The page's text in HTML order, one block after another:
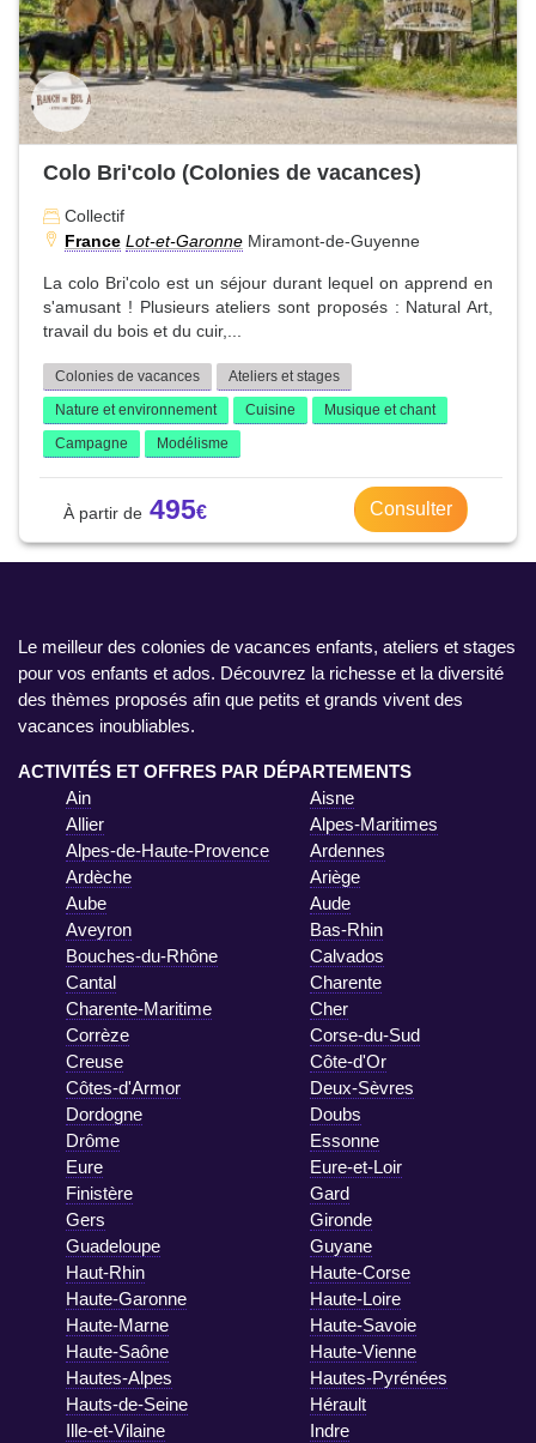
Colo Bri'colo (Colonies de vacances)
Collectif
France Lot-et-Garonne Miramont-de-Guyenne
La colo Bri'colo est un séjour durant lequel on apprend en
s'amusant ! Plusieurs ateliers sont proposés : Natural Art,
travail du bois et du cuir,...
Colonies de vacances
Ateliers et stages
Nature et environnement
Cuisine
Musique et chant
Campagne
Modélisme
495 Consulter
Le meilleur des colonies de vacances enfants, ateliers et stages
pour vos enfants et ados. Découvrez la richesse et la diversité
des thèmes proposés afin que petits et grands vivent des
vacances inoubliables.
ACTIVITÉS ET OFFRES PAR DÉPARTEMENTS
Ain
Aisne
Allier
Alpes-Maritimes
Alpes-de-Haute-Provence
Ardennes
Ardèche
Ariège
Aube
Aude
Aveyron
Bas-Rhin
Bouches-du-Rhône
Calvados
Cantal
Charente
Charente-Maritime
Cher
Corrèze
Corse-du-Sud
Creuse
Côte-d'Or
Côtes-d'Armor
Deux-Sèvres
Dordogne
Doubs
Drôme
Essonne
Eure
Eure-et-Loir
Finistère
Gard
Gers
Gironde
Guadeloupe
Guyane
Haut-Rhin
Haute-Corse
Haute-Garonne
Haute-Loire
Haute-Marne
Haute-Savoie
Haute-Saône
Haute-Vienne
Hautes-Alpes
Hautes-Pyrénées
Hauts-de-Seine
Hérault
Ille-et-Vilaine
Indre